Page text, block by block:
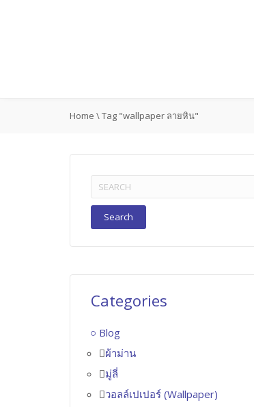
Home \Tag "wallpaper ลายหิน"
Search
for:
Categories
Blog
ผ้าม่าน
มู่ลี่
วอลล์เปเปอร์ (Wallpaper)